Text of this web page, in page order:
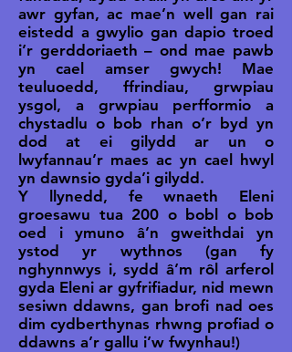
awr gyfan, ac mae’n well gan rai
eistedd a gwylio gan dapio troed
i’r gerddoriaeth – ond mae pawb
yn cael amser gwych! Mae
teuluoedd, ffrindiau, grwpiau
ysgol, a grwpiau perfformio a
chystadlu o bob rhan o’r byd yn
dod at ei gilydd ar un o
lwyfannau’r maes ac yn cael hwyl
yn dawnsio gyda’i gilydd.
Y llynedd, fe wnaeth Eleni
groesawu tua 200 o bobl o bob
oed i ymuno â’n gweithdai yn
ystod yr wythnos (gan fy
nghynnwys i, sydd â’m rôl arferol
gyda Eleni ar gyfrifiadur, nid mewn
sesiwn ddawns, gan brofi nad oes
dim cydberthynas rhwng profiad o
ddawns a’r gallu i’w fwynhau!)